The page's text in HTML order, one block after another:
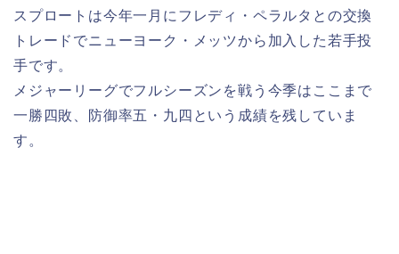
スプロートは今年一月にフレディ・ペラルタとの交換
トレードでニューヨーク・メッツから加入した若手投
手です。
メジャーリーグでフルシーズンを戦う今季はここまで
一勝四敗、防御率五・九四という成績を残していま
す。